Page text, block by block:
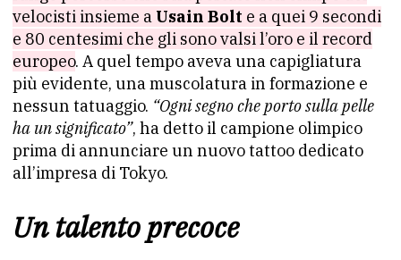
velocisti insieme a Usain Bolt e a quei 9 secondi
e 80 centesimi che gli sono valsi l’oro e il record
europeo. A quel tempo aveva una capigliatura
più evidente, una muscolatura in formazione e
nessun tatuaggio. “Ogni segno che porto sulla pelle
ha un significato”, ha detto il campione olimpico
prima di annunciare un nuovo tattoo dedicato
all’impresa di Tokyo.
Un talento precoce